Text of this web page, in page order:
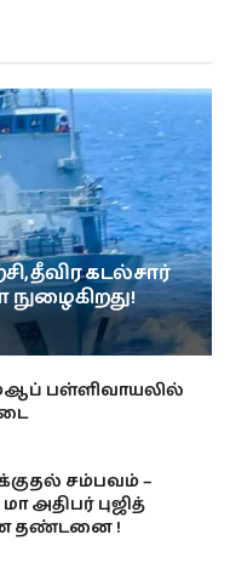
தீவிர கடல்சார்
பள்ளிவாயலில்
சம்பவம் –
அதிபர் புஜித்
தண்டனை !